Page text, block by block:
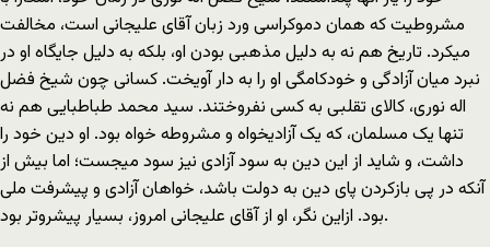
مشروطیت که همان دموکراسی ورد زبان آقای علیجانی است، مخالفت
میکرد. تاریخ هم نه به دلیل مذهبی بودن او، بلکه به دلیل جایگاه او در
نبرد میان آزادگی و خودکامگی او را به دار آویخت. کسانی چون شیخ فضل
اله نوری، کالای تقلبی به کسی نفروختند. سید محمد طباطبایی هم نه
تنها یک مسلمان، که یک آزادیخواه و مشروطه خواه بود. او دین خود را
داشت، و شاید از این دین به سود آزادی نیز سود میجست؛ اما بیش از
آنکه در پی بازکردن پای دین به دولت باشد، خواهان آزادی و پیشرفت ملی
بود. ازاین نگر، او از آقای علیجانی امروز، بسیار پیشروتر بود.